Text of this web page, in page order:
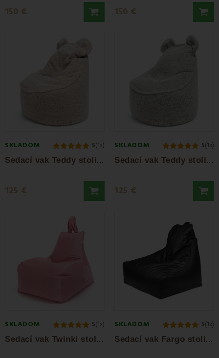
150 € 150 €
SKLADOM 5(1x)
S
edací vak Teddy stolička béžová EMI
125 €
SKLADOM 5(1x)
S
edací vak Teddy stolička sivá EMI
125 €
SKLADOM 5(1x)
S
edací vak Twinki stolička ružová EMI
SKLADOM 5(1x)
S
edací vak Fargo stolička čierna EMI